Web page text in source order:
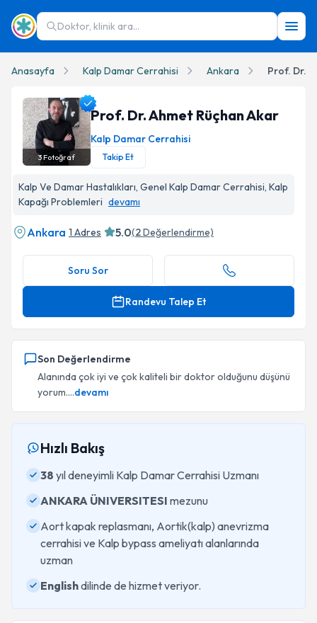
Doktor, klinik ara...
Anasayfa Kalp Damar Cerrahisi Ankara Prof. Dr.
3Fotoğraf
Prof. Dr. Ahmet Rüçhan Akar
Kalp Damar Cerrahisi
Takip Et
Kalp Ve Damar Hastalıkları, Genel Kalp Damar Cerrahisi, Kalp
Kapağı Problemleri devamı
Ankara 1 Adres 5.0(2Değerlendirme)
Soru Sor
Randevu Talep Et
Son Değerlendirme
Alanında çok iyi ve çok kaliteli bir doktor olduğunu düşünü
yorum....devamı
Hızlı Bakış
38 yıl deneyimli Kalp Damar Cerrahisi Uzmanı
ANKARA ÜNIVERSITESI mezunu
Aort kapak replasmanı, Aortik(kalp) anevrizma
cerrahisi ve Kalp bypass ameliyatı alanlarında
uzman
Englishdilinde de hizmet veriyor.